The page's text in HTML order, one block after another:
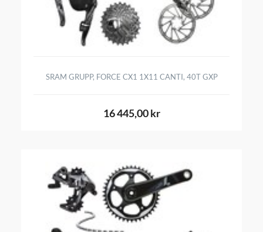
SRAM GRUPP, FORCE CX1 1X11 CANTI, 40T GXP
16 445,00 kr